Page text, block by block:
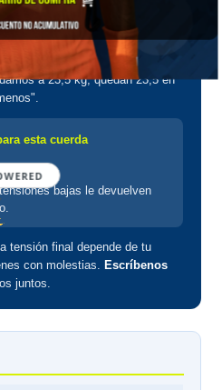
de 6 puntos
y pre-estiramiento.
entre una máquina de club
a 23,5 kg, quedan 23,5 en
esta cuerda
bajas le devuelven
tensión final depende de tu
con molestias.
Escríbenos
juntos.